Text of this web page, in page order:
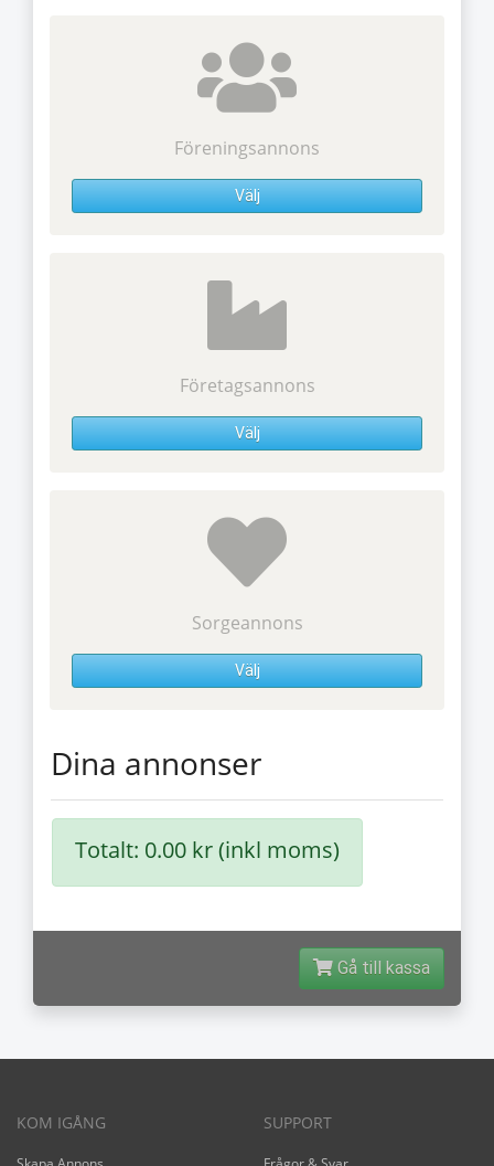
Föreningsannons
Välj
Företagsannons
Välj
Sorgeannons
Välj
Dina annonser
Totalt: 0.00 kr (inkl moms)
Gå till kassa
KOM IGÅNG SUPPORT